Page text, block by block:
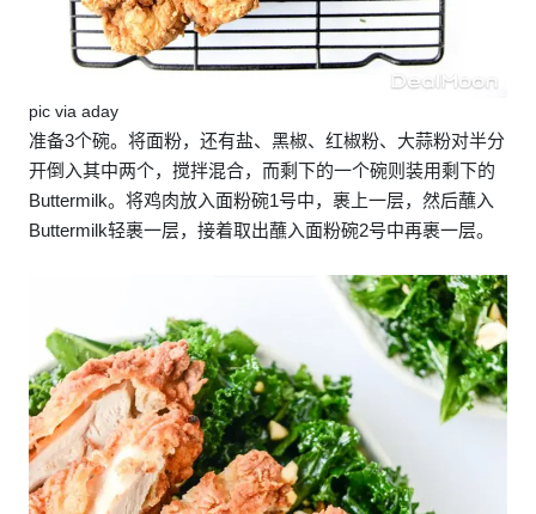
pic via aday
准备3个碗。将面粉，还有盐、黑椒、红椒粉、大蒜粉对半分
开倒入其中两个，搅拌混合，而剩下的一个碗则装用剩下的
Buttermilk。将鸡肉放入面粉碗1号中，裹上一层，然后蘸入
Buttermilk轻裹一层，接着取出蘸入面粉碗2号中再裹一层。